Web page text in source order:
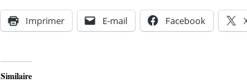
Imprimer E-mail Facebook
Similaire